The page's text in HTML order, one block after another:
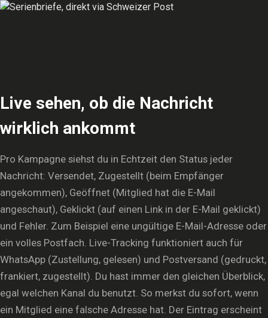
Live sehen, ob die Nachricht
wirklich ankommt
Pro Kampagne siehst du in Echtzeit den Status jeder
Nachricht: Versendet, Zugestellt (beim Empfänger
angekommen), Geöffnet (Mitglied hat die E-Mail
angeschaut), Geklickt (auf einen Link in der E-Mail geklickt)
und Fehler. Zum Beispiel eine ungültige E-Mail-Adresse oder
ein volles Postfach. Live-Tracking funktioniert auch für
WhatsApp (Zustellung, gelesen) und Postversand (gedruckt,
frankiert, zugestellt). Du hast immer den gleichen Überblick,
egal welchen Kanal du benutzt. So merkst du sofort, wenn
ein Mitglied eine falsche Adresse hat. Der Eintrag erscheint